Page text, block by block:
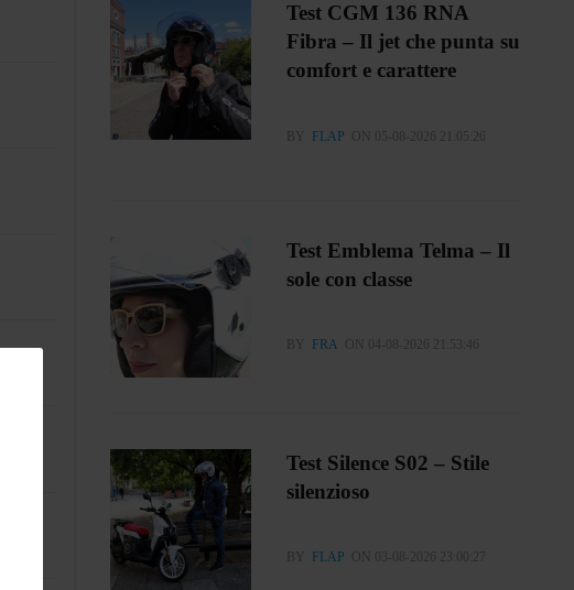
Test CGM 136 RNA
Fibra – Il jet che punta su
comfort e carattere
BY FLAP ON 05-08-2026 21:05:26
Test Emblema Telma – Il
sole con classe
BY FRA ON 04-08-2026 21:53:46
Test Silence S02 – Stile
silenzioso
BY FLAP ON 03-08-2026 23:00:27